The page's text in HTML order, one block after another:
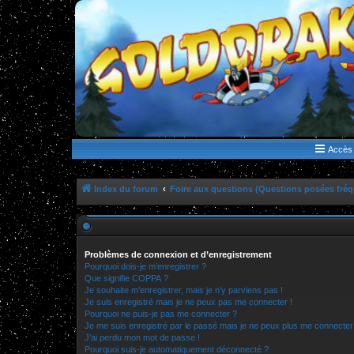
WWW.GOLDORAKGO.COM
le site de la Lune Rouge
Accès
Index du forum Foire aux questions (Questions posées
Problèmes de connexion et d’enregistrement
Pourquoi dois-je m’enregistrer ?
Que signifie COPPA ?
Je souhaite m’enregistrer, mais je n’y parviens pas !
Je suis enregistré mais je ne peux pas me connecter !
Pourquoi ne puis-je pas me connecter ?
Je me suis enregistré par le passé mais je ne peux plus me connecter
J’ai perdu mon mot de passe !
Pourquoi suis-je automatiquement déconnecté ?